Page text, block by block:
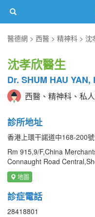
醫德網
西醫 精神科 沈
沈孝欣醫生
Dr. SHUM HAU YAN,
西醫、精神科、私
診所地址
香港上環干諾道中168-200
Rm 915,9/F,China
Connaught Road
地圖
診症電話
28418801